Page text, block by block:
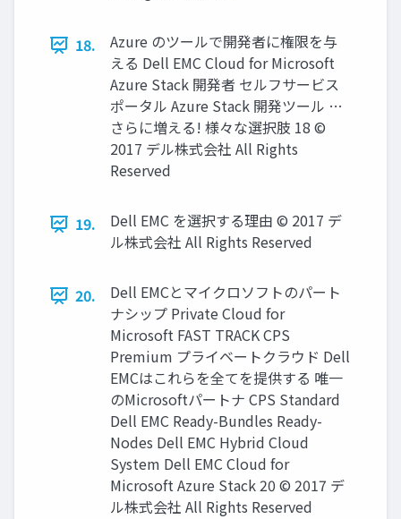
18.
Azure のツールで開発者に権限を与
える Dell EMC Cloud for Microsoft
Azure Stack 開発者 セルフサービス
ポータル Azure Stack 開発ツール …
さらに増える! 様々な選択肢 18 ©
2017 デル株式会社 All Rights
Reserved
19.
Dell EMC を選択する理由 © 2017 デ
ル株式会社 All Rights Reserved
20.
Dell EMCとマイクロソフトのパート
ナシップ Private Cloud for
Microsoft FAST TRACK CPS
Premium プライベートクラウド Dell
EMCはこれらを全てを提供する 唯⼀
のMicrosoftパートナ CPS Standard
Dell EMC Ready-Bundles Ready-
Nodes Dell EMC Hybrid Cloud
System Dell EMC Cloud for
Microsoft Azure Stack 20 © 2017 デ
ル株式会社 All Rights Reserved